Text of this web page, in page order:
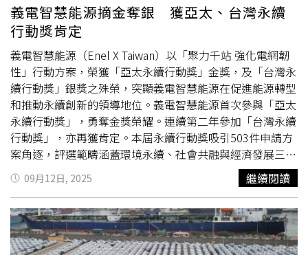
連假推升出遊與返鄉需求；七夕情人節也躋身前五名，可見
GoShare 已成為出遊及聚會最佳移動夥伴，也反映共享機車
已深入生活日常。GoShare 2025「最忙的一天」大公開！
「情人節隔天」全台租借量創全年新高。（圖片提供／
Gogoro）從追逐徽章成就到齊聚狂歡！ Gogoro 凝聚所有車
主的社群力《Gogoro2025 年度回顧》即將於 12/29 正式展
開，一起重溫騎乘回憶！Gogoro將騎乘體驗昇華為充滿趣
味且互動感十足的生活風格，推出眾多虛實整合的車主活
動，打造全台獨一無二的社群力。自2015 年Gogoro徽章
成就上線以來，透過主題式的換電和騎乘任務，深受眾多車
主喜愛。2025 年
於萬聖節展開討糖徽章任務，吸
引超過59 萬車主參與，將換電過程轉化為充滿節日氣氛的
樂趣。除了徽章成就任務之外，Gogoro的實體車主活動同
樣精彩非凡。今年 9 月Gogoro首度將指標性的「百 GO 夜
行」活動移師高雄，聚集了超過上千位電車車主，在地美食
市集、千人港灣辦桌、金曲級歌手表演，以及千台電車夜騎
高的行動力，在營運成績上取得了重大進展。我對於
Gogoro的未來發展充滿信心，期待為消費者帶來更優質的
產品和服務，為台灣淨零轉型做出貢獻。
堯表示，推動台灣淨零轉型、擴大電動機車普及，是
Gogoro的長期目標。董事會肯定團隊的策略佈局、發展方
向與專業能力，全力支持團隊邁向下一階段的成長，相信姜
家煒執行長可以帶領Gogoro朝向目標加速前進，持續帶動
產業升級，落實交通與能源的永續發展。Gogoro 董事長曾
達夢表示， Gogoro運用獨特的商業模式與創新優勢，攜手
各界夥伴建立起整合軟硬體實力的電動機車價值鏈，並擁有
營運全世界最大的能源網路、服務 65 萬車主的成功經驗，
已經創造出全球競爭力。董事會將持續支持團隊拓展生態
系，以台灣市場為核心，並對外輸出電池交換系統，前進電
動運具潛力巨大的東南亞市場。Gogoro執行長姜家煒表
示，Gogoro將持續專注於提供優質的客戶體驗與穩定可預
義電智慧能源摘金奪銀 獲亞太、台灣永續
行動獎肯定
義電智慧能源（Enel X Taiwan）以「聚力千站 強化電網韌
性」行動方案，榮獲「亞太永續行動獎」金獎，及「台灣永
續行動獎」銀獎之殊榮，突顯義電智慧能源在促進能源轉型
和推動永續創新的領導地位。義電智慧能源首次參與「亞太
永續行動獎」，勇奪金獎榮耀。連續第二年參加「台灣永續
行動獎」，亦再獲肯定。本屆永續行動獎吸引503件申請方
案角逐，評選範疇涵蓋環境永續、社會共融與經濟發展三大
面向，義電智慧能源以創新能源管理解決方案在聯合國永續
發展目標「SDG 7可負擔能源」領域中脫穎而出。義電智慧
能源台灣董事長陳威廷9月11日出席「2025亞太永續博覽會
開幕式暨頒獎典禮」時表示：「我們與Gogoro的合作，是
全球首個整合虛擬電廠與電池交換能源網絡的商業部署，象
09月12日, 2025 繼續閱讀